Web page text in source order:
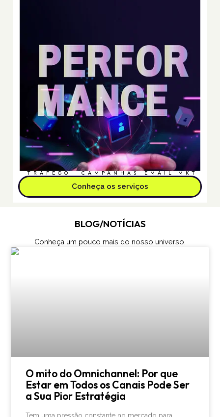
TRÁFEGO CAMPANHAS EMAIL MKT
Conheça os serviços
BLOG/NOTÍCIAS
Conheça um pouco mais do nosso universo.
O mito do Omnichannel: Por que
Estar em Todos os Canais Pode Ser
a Sua Pior Estratégia